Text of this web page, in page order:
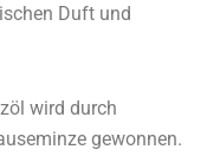
Duft und
wird durch
gewonnen.